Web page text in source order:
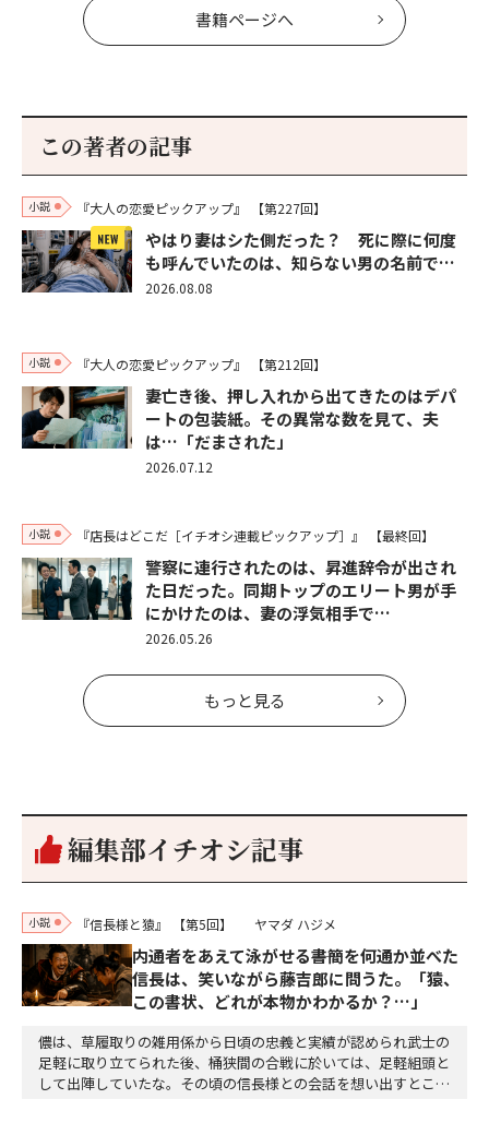
書籍ページへ
この著者の記事
小説 『大人の恋愛ピックアップ』 【第227回】
やはり妻はシた側だった？ 死に際に何度
も呼んでいたのは、知らない男の名前で…
2026.08.08
小説 『大人の恋愛ピックアップ』 【第212回】
妻亡き後、押し入れから出てきたのはデパ
ートの包装紙。その異常な数を見て、夫
は…「だまされた」
2026.07.12
小説 『店長はどこだ［イチオシ連載ピックアップ］』 【最終回】
警察に連行されたのは、昇進辞令が出され
た日だった。同期トップのエリート男が手
にかけたのは、妻の浮気相手で…
2026.05.26
もっと見る
編集部イチオシ記事
小説 『信長様と猿』 【第5回】 ヤマダ ハジメ
内通者をあえて泳がせる――書簡を何通か並べた
信長は、笑いながら藤吉郎に問うた。「猿、
この書状、どれが本物かわかるか？…」
儂は、草履取りの雑用係から日頃の忠義と実績が認められ武士の
足軽に取り立てられた後、桶狭間の合戦に於いては、足軽組頭と
して出陣していたな。その頃の信長様との会話を想い出すとこん